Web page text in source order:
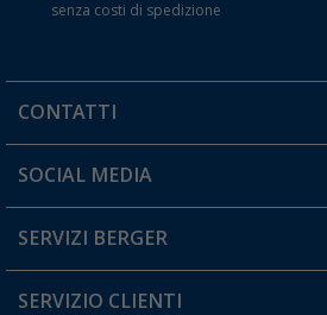
senza costi di spedizione
CONTATTI
Orari di apertura del servizio:
Hai una domanda?
SOCIAL MEDIA
SERVIZI BERGER
Diventare rivenditori
SERVIZIO CLIENTI